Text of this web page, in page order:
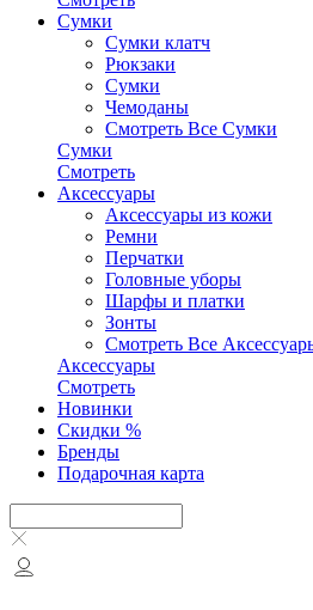
Сумки
Сумки клатч
Рюкзаки
Сумки
Чемоданы
Смотреть Все Сумки
Сумки
Смотреть
Аксессуары
Аксессуары из кожи
Ремни
Перчатки
Головные уборы
Шарфы и платки
Зонты
Смотреть Все
Аксессуары
Смотреть
Новинки
Скидки %
Бренды
Подарочная карта